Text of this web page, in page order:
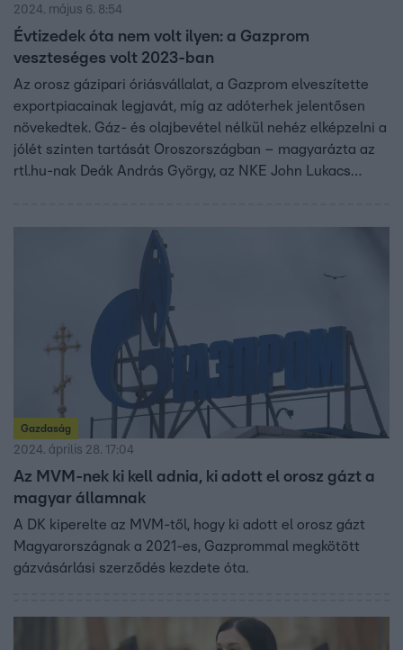
2024. május 6. 8:54
Évtizedek óta nem volt ilyen: a Gazprom
veszteséges volt 2023-ban
Az orosz gázipari óriásvállalat, a Gazprom elveszítette
exportpiacainak legjavát, míg az adóterhek jelentősen
növekedtek. Gáz- és olajbevétel nélkül nehéz elképzelni a
jólét szinten tartását Oroszországban – magyarázta az
rtl.hu-nak Deák András György, az NKE John Lukacs
és a minimális jólét között. De vajon pótolhatja-e a
Gazprom a kieső európai piacot?
Gazdaság
2024. április 28. 17:04
Az MVM-nek ki kell adnia, ki adott el orosz gázt a
magyar államnak
A DK kiperelte az MVM-től, hogy ki adott el orosz gázt
Magyarországnak a 2021-es, Gazprommal megkötött
gázvásárlási szerződés kezdete óta.